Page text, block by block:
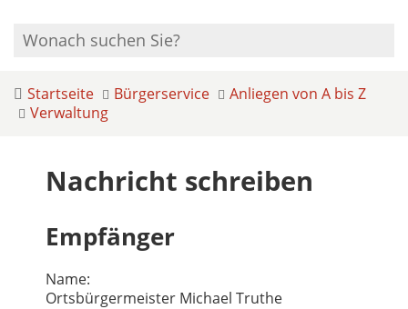
Startseite Bürgerservice
Anliegen von A bis Z
Verwaltung
Nachricht schreiben
Empfänger
Name:
Ortsbürgermeister Michael Truthe